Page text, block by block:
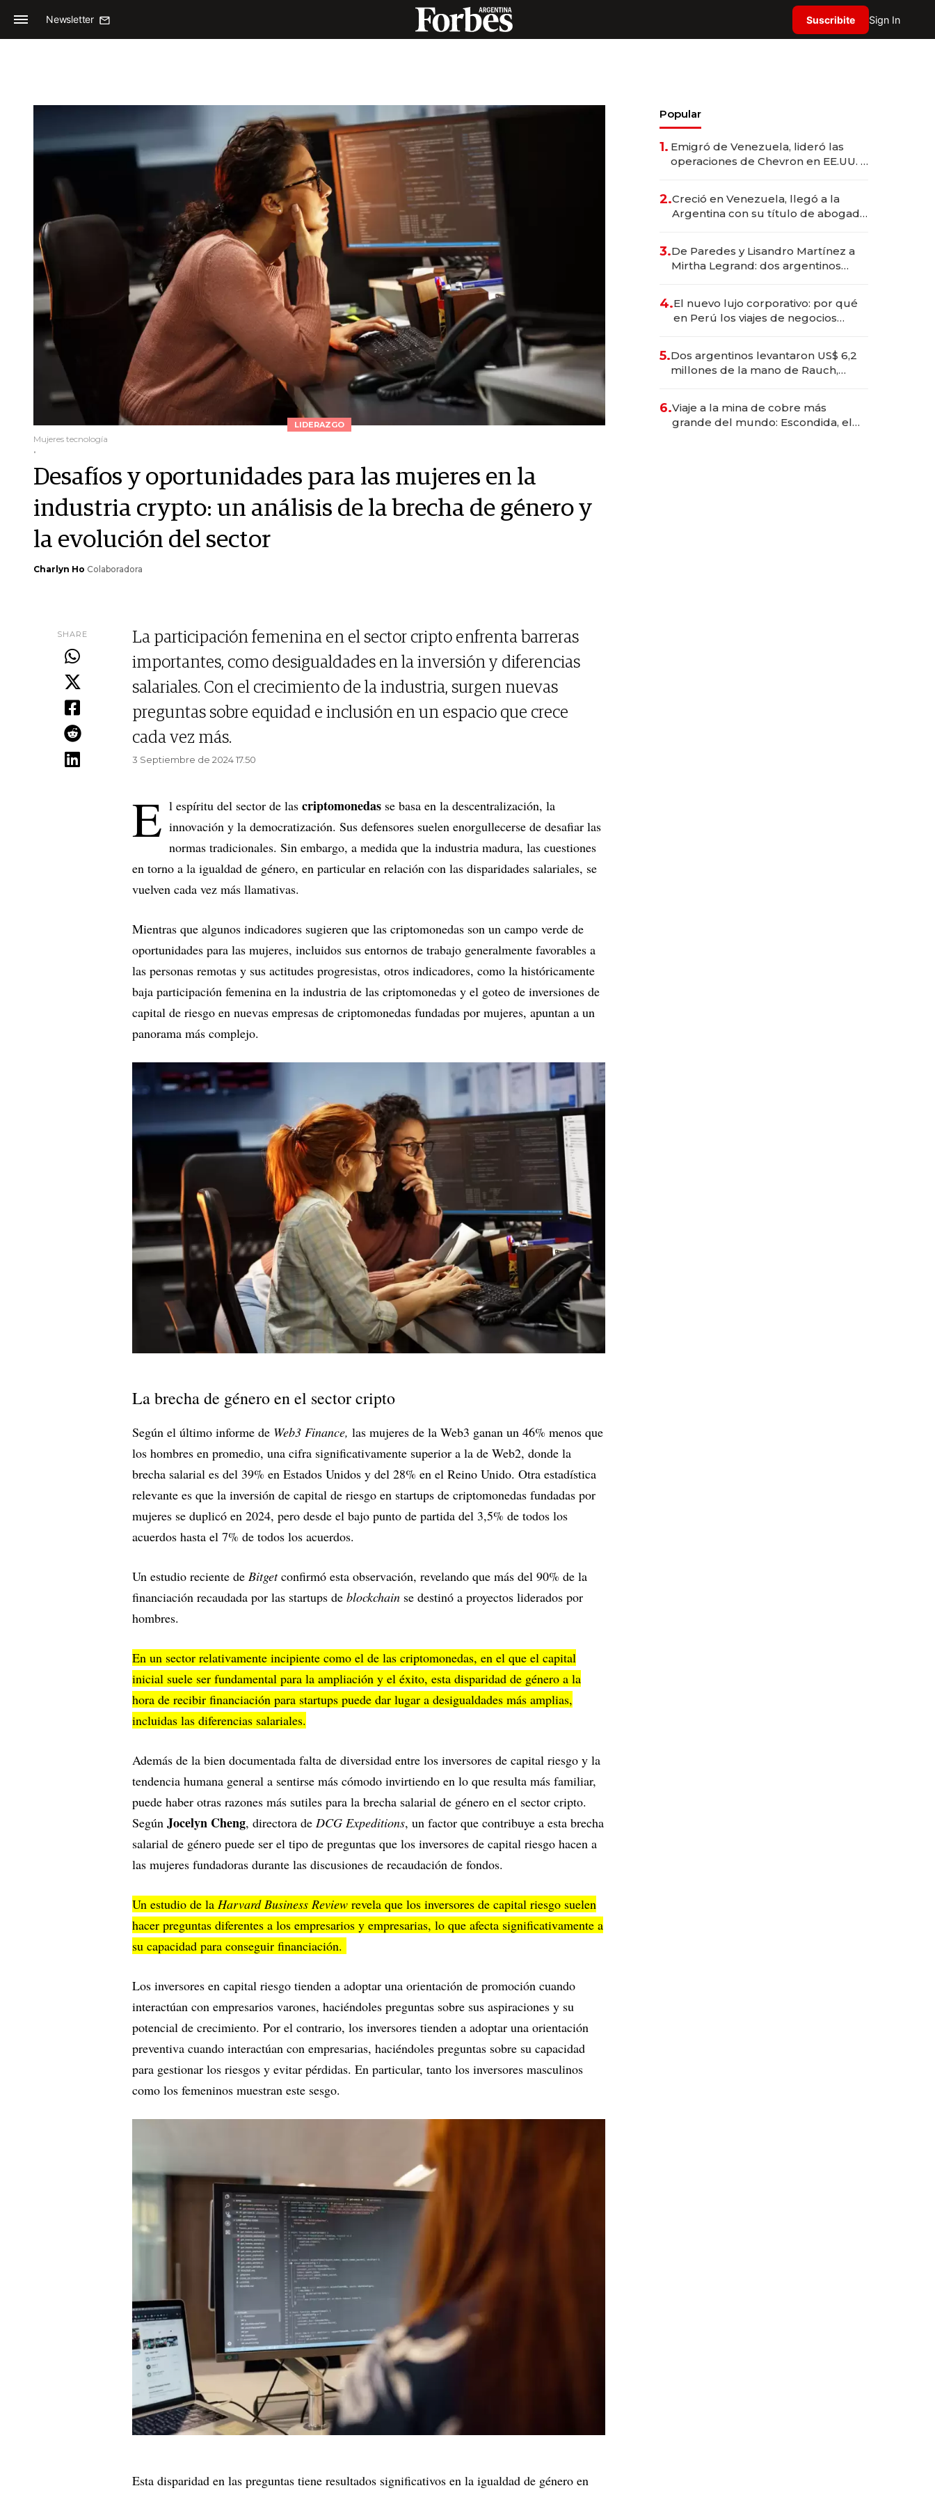
Newsletter Suscribite Sign In
LIDERAZGO
Mujeres tecnología
.
Desafíos y oportunidades para las mujeres en la
industria crypto: un análisis de la brecha de género y
la evolución del sector
Charlyn Ho Colaboradora
SHARE
La participación femenina en el sector cripto enfrenta barreras
importantes, como desigualdades en la inversión y diferencias
salariales. Con el crecimiento de la industria, surgen nuevas
preguntas sobre equidad e inclusión en un espacio que crece
cada vez más.
3 Septiembre de 2024 17.50
E l espíritu del sector de las criptomonedas se basa en la descentralización, la
innovación y la democratización. Sus defensores suelen enorgullecerse de desafiar las
normas tradicionales. Sin embargo, a medida que la industria madura, las cuestiones
en torno a la igualdad de género, en particular en relación con las disparidades salariales, se
vuelven cada vez más llamativas.
Mientras que algunos indicadores sugieren que las criptomonedas son un campo verde de
oportunidades para las mujeres, incluidos sus entornos de trabajo generalmente favorables a
las personas remotas y sus actitudes progresistas, otros indicadores, como la históricamente
baja participación femenina en la industria de las criptomonedas y el goteo de inversiones de
capital de riesgo en nuevas empresas de criptomonedas fundadas por mujeres, apuntan a un
panorama más complejo.
La brecha de género en el sector cripto
Según el último informe de Web3 Finance, las mujeres de la Web3 ganan un 46% menos que
los hombres en promedio, una cifra significativamente superior a la de Web2, donde la
brecha salarial es del 39% en Estados Unidos y del 28% en el Reino Unido. Otra estadística
relevante es que la inversión de capital de riesgo en startups de criptomonedas fundadas por
mujeres se duplicó en 2024, pero desde el bajo punto de partida del 3,5% de todos los
acuerdos hasta el 7% de todos los acuerdos.
Un estudio reciente de Bitgetconfirmó esta observación, revelando que más del 90% de la
financiación recaudada por las startups de blockchain se destinó a proyectos liderados por
hombres.
En un sector relativamente incipiente como el de las criptomonedas, en el que el capital
inicial suele ser fundamental para la ampliación y el éxito, esta disparidad de género a la
hora de recibir financiación para startups puede dar lugar a desigualdades más amplias,
incluidas las diferencias salariales.
Además de la bien documentada falta de diversidad entre los inversores de capital riesgo y la
tendencia humana general a sentirse más cómodo invirtiendo en lo que resulta más familiar,
puede haber otras razones más sutiles para la brecha salarial de género en el sector cripto.
Según Jocelyn Cheng, directora de DCG Expeditions, un factor que contribuye a esta brecha
salarial de género puede ser el tipo de preguntas que los inversores de capital riesgo hacen a
las mujeres fundadoras durante las discusiones de recaudación de fondos.
Un estudio de la Harvard Business Review revela que los inversores de capital riesgo suelen
hacer preguntas diferentes a los empresarios y empresarias, lo que afecta significativamente a
su capacidad para conseguir financiación.
Los inversores en capital riesgo tienden a adoptar una orientación de promoción cuando
interactúan con empresarios varones, haciéndoles preguntas sobre sus aspiraciones y su
potencial de crecimiento. Por el contrario, los inversores tienden a adoptar una orientación
preventiva cuando interactúan con empresarias, haciéndoles preguntas sobre su capacidad
para gestionar los riesgos y evitar pérdidas. En particular, tanto los inversores masculinos
como los femeninos muestran este sesgo.
Esta disparidad en las preguntas tiene resultados significativos en la igualdad de género en
Popular
1. Emigró de Venezuela, lideró las
operaciones de Chevron en EE.UU. y
2.Creció en Venezuela, llegó a la
Argentina con su título de abogado
marcas "fast premium"
3.De Paredes y Lisandro Martínez a
Mirtha Legrand: dos argentinos
4.El nuevo lujo corporativo: por qué
en Perú los viajes de negocios
transformadoras
5.Dos argentinos levantaron US$ 6,2
millones de la mano de Rauch,
6.Viaje a la mina de cobre más
grande del mundo: Escondida, el